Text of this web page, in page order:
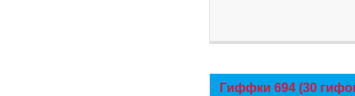
Гиффки 694 (30